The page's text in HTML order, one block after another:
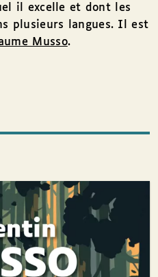
il excelle et dont les
plusieurs langues. Il est
Musso.